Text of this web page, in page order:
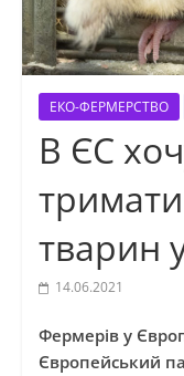
ЕКО-ФЕРМЕРСТВО
В ЄС
тварин
14.06.2021
Фермерів у
Європейський